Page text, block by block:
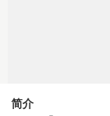
简介